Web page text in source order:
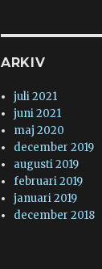
ARKIV
juli 2021
juni 2021
maj 2020
december 2019
augusti 2019
februari 2019
januari 2019
december 2018